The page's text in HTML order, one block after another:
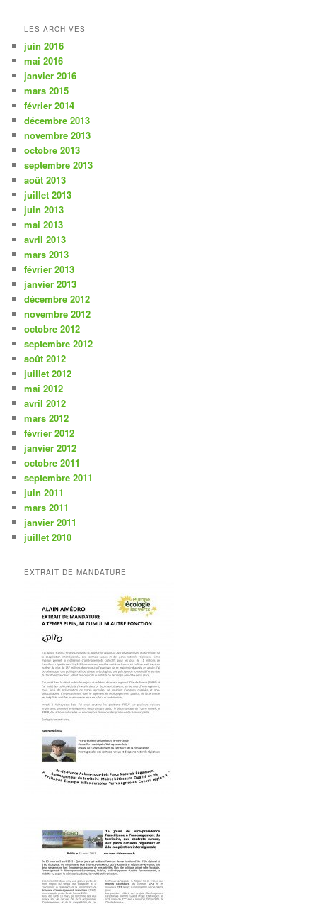
LES ARCHIVES
juin 2016
mai 2016
janvier 2016
mars 2015
février 2014
décembre 2013
novembre 2013
octobre 2013
septembre 2013
août 2013
juillet 2013
juin 2013
mai 2013
avril 2013
mars 2013
février 2013
janvier 2013
décembre 2012
novembre 2012
octobre 2012
septembre 2012
août 2012
juillet 2012
mai 2012
avril 2012
mars 2012
février 2012
janvier 2012
octobre 2011
septembre 2011
juin 2011
mars 2011
janvier 2011
juillet 2010
EXTRAIT DE MANDATURE